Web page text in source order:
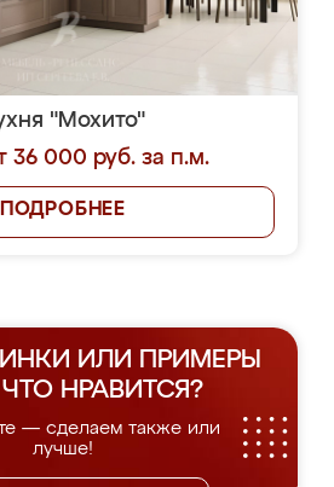
"Мохито"
36 000 руб. за п.м.
ПОДРОБНЕЕ
ИЛИ ПРИМЕРЫ
ЧТО НРАВИТСЯ?
— сделаем также или
лучше!